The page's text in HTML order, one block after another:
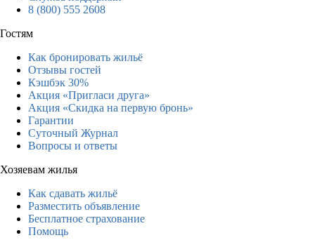
8 (800) 555 2608
Гостям
Как бронировать жильё
Отзывы гостей
Кэшбэк 30%
Акция «Пригласи друга»
Акция «Скидка на первую бронь»
Гарантии
Суточный Журнал
Вопросы и ответы
Хозяевам жилья
Как сдавать жильё
Разместить объявление
Бесплатное страхование
Помощь